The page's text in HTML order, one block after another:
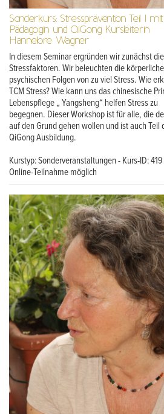
Sonderkurs: Stressprävention Teil I mit
Pädagogin und QiGong Kursleiterin
Hannelore Wagner
In diesem Seminar ergründen wir zunächst die
Stressfaktoren. Wir beleuchten die
psychischen Folgen von zu viel Stress. Wie
TCM Stress? Wie kann uns das chinesische
Lebenspflege „ Yangsheng“ helfen Stress zu
begegnen. Dieser Workshop ist für alle, die
auf den Grund gehen wollen und ist auch Teil
QiGong Ausbildung.
Kurstyp: Sonderveranstaltungen - Kurs-ID: 419
Online-Teilnahme möglich